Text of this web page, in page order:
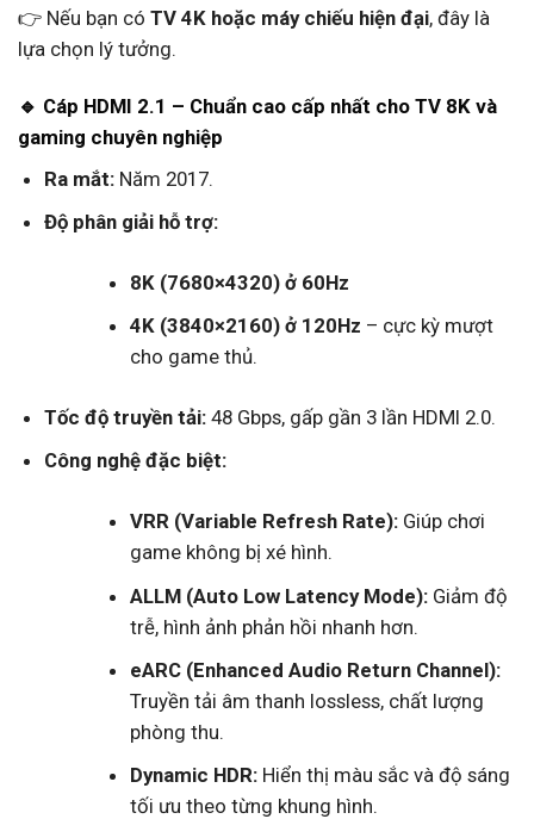
👉 Nếu bạn có TV 4K hoặc máy chiếu hiện đại, đây là
lựa chọn lý tưởng.
🔹 Cáp HDMI 2.1 – Chuẩn cao cấp nhất cho TV 8K và
gaming chuyên nghiệp
Ra mắt:Năm 2017.
Độ phân giải hỗ trợ:
8K (7680×4320) ở 60Hz
4K (3840×2160) ở 120Hz – cực kỳ mượt
cho game thủ.
Tốc độ truyền tải:48 Gbps, gấp gần 3 lần HDMI 2.0.
Công nghệ đặc biệt:
VRR (Variable Refresh Rate): Giúp chơi
game không bị xé hình.
ALLM (Auto Low Latency Mode): Giảm độ
trễ, hình ảnh phản hồi nhanh hơn.
eARC (Enhanced Audio Return Channel):
Truyền tải âm thanh lossless, chất lượng
phòng thu.
Dynamic HDR: Hiển thị màu sắc và độ sáng
tối ưu theo từng khung hình.